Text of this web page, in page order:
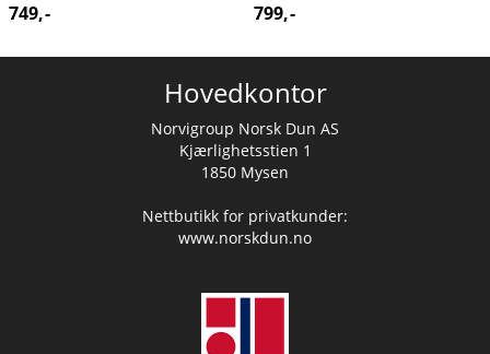
749,- 799,-
Hovedkontor
Norvigroup Norsk Dun AS
Kjærlighetsstien 1
1850 Mysen
Nettbutikk for privatkunder:
www.norskdun.no